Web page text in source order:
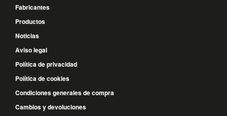
Fabricantes
Productos
Noticias
Aviso legal
Política de privacidad
Política de cookies
Condiciones generales de compra
Cambios y devoluciones